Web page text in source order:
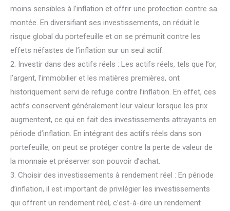
moins sensibles à l’inflation et offrir une protection contre sa
montée. En diversifiant ses investissements, on réduit le
risque global du portefeuille et on se prémunit contre les
effets néfastes de l’inflation sur un seul actif.
2. Investir dans des actifs réels : Les actifs réels, tels que l’or,
l’argent, l’immobilier et les matières premières, ont
historiquement servi de refuge contre l’inflation. En effet, ces
actifs conservent généralement leur valeur lorsque les prix
augmentent, ce qui en fait des investissements attrayants en
période d’inflation. En intégrant des actifs réels dans son
portefeuille, on peut se protéger contre la perte de valeur de
la monnaie et préserver son pouvoir d’achat.
3. Choisir des investissements à rendement réel : En période
d’inflation, il est important de privilégier les investissements
qui offrent un rendement réel, c’est-à-dire un rendement